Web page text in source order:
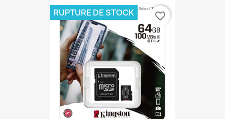
RUPTURE DE STOCK favorite_border